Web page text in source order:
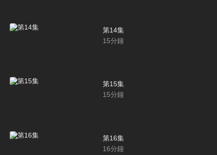
第14集
15分鐘
第15集
15分鐘
第16集
16分鐘